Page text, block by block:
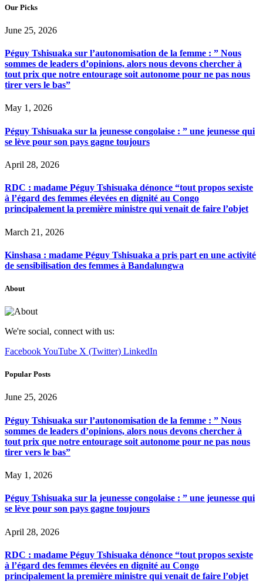
Our Picks
June 25, 2026
Péguy Tshisuaka sur l’autonomisation de la femme : ” Nous
sommes de leaders d’opinions, alors nous devons chercher à
tout prix que notre entourage soit autonome pour ne pas nous
tirer vers le bas”
May 1, 2026
Péguy Tshisuaka sur la jeunesse congolaise : ” une jeunesse qui
se lève pour son pays gagne toujours
April 28, 2026
RDC : madame Péguy Tshisuaka dénonce “tout propos sexiste
à l’égard des femmes élevées en dignité au Congo
principalement la première ministre qui venait de faire l’objet
March 21, 2026
Kinshasa : madame Péguy Tshisuaka a pris part en une activité
de sensibilisation des femmes à Bandalungwa
About
We're social, connect with us:
FacebookYouTube X (Twitter) LinkedIn
Popular Posts
June 25, 2026
Péguy Tshisuaka sur l’autonomisation de la femme : ” Nous
sommes de leaders d’opinions, alors nous devons chercher à
tout prix que notre entourage soit autonome pour ne pas nous
tirer vers le bas”
May 1, 2026
Péguy Tshisuaka sur la jeunesse congolaise : ” une jeunesse qui
se lève pour son pays gagne toujours
April 28, 2026
RDC : madame Péguy Tshisuaka dénonce “tout propos sexiste
à l’égard des femmes élevées en dignité au Congo
principalement la première ministre qui venait de faire l’objet